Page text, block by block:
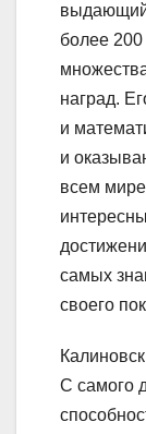
более
наград.
и
и
всем
самых
своего
С самого